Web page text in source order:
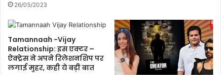
26/05/2023
Tamannaah -Vijay
Relationship: इस एक्टर –
ऐक्ट्रेस ने अपने रिलेशनशिप पर
लगाई मुहर, कही ये बड़ी बात